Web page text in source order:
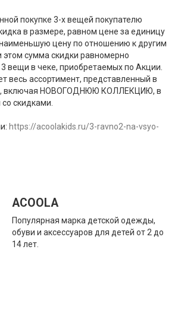
покупке 3-х вещей покупателю
в размере, равном цене за единицу
цену по отношению к другим
этом сумма скидки равномерно
вещи в чеке, приобретаемых по Акции.
весь ассортимент, представленный в
включая НОВОГОДНЮЮ КОЛЛЕКЦИЮ, в
скидками.
https://acoolakids.ru/3-ravno2-na-vsyo-
ACOOLA
Популярная марка детской одежды,
обуви и аксессуаров для детей от 2 до
14 лет.